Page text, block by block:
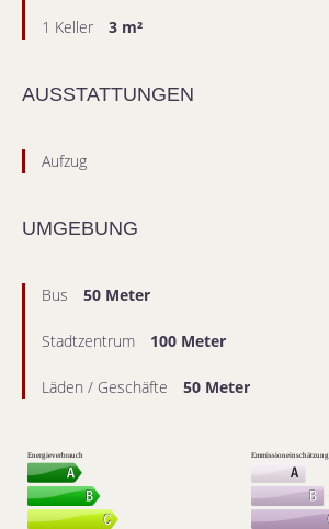
1 Keller 3 m²
AUSSTATTUNGEN
Aufzug
UMGEBUNG
Bus 50 Meter
Stadtzentrum 100 Meter
Läden / Geschäfte 50 Meter
Energieverbrauch Emmissioneinschätzung